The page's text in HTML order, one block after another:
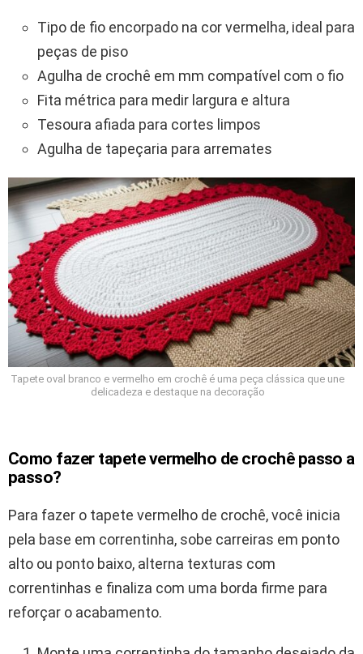
Tipo de fio encorpado na cor vermelha, ideal para
peças de piso
Agulha de crochê em mm compatível com o fio
Fita métrica para medir largura e altura
Tesoura afiada para cortes limpos
Agulha de tapeçaria para arremates
Tapete oval branco e vermelho em crochê é uma peça clássica que une
delicadeza e destaque na decoração
Como fazer tapete vermelho de crochê passo a
passo?
Para fazer o tapete vermelho de crochê, você inicia
pela base em correntinha, sobe carreiras em ponto
alto ou ponto baixo, alterna texturas com
correntinhas e finaliza com uma borda firme para
reforçar o acabamento.